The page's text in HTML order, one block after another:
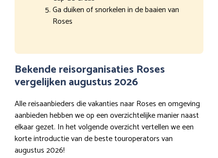
Ga duiken of snorkelen in de baaien van
Roses
Bekende reisorganisaties Roses
vergelijken augustus 2026
Alle reisaanbieders die vakanties naar Roses en omgeving
aanbieden hebben we op een overzichtelijke manier naast
elkaar gezet. In het volgende overzicht vertellen we een
korte introductie van de beste touroperators van
augustus 2026!